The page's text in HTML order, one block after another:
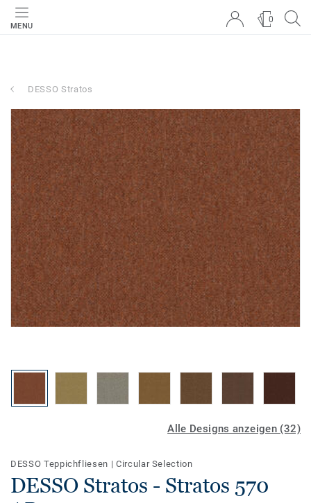
MENU
0
DESSO Stratos
Alle Designs anzeigen (32)
DESSO Teppichfliesen | Circular Selection
DESSO Stratos - Stratos 570